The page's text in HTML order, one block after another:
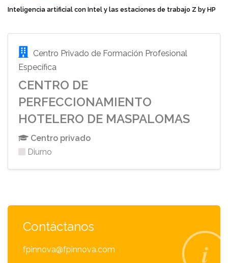
Inteligencia artificial con Intel y las estaciones de trabajo Z by HP
Centro Privado de Formación Profesional
Específica
CENTRO DE
PERFECCIONAMIENTO
HOTELERO DE MASPALOMAS
Centro privado
Diurno
Contáctanos
fpinnova@fpinnova.com